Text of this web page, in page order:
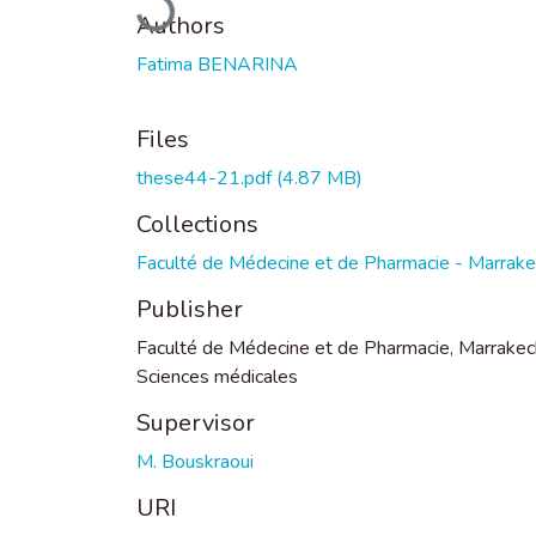
Authors
Fatima BENARINA
Files
these44-21.pdf(4.87 MB)
Collections
Faculté de Médecine et de Pharmacie -
Publisher
Faculté de Médecine et de Pharmacie,
Sciences médicales
Supervisor
M. Bouskraoui
URI